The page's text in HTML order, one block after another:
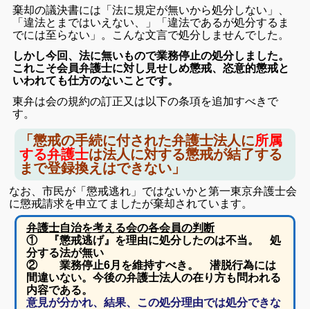
棄却の議決書には「法に規定が無いから処分しない」、
「違法とまではいえない、」「違法であるが処分するま
でには至らない」。こんな文言で処分しませんでした。
しかし今回、法に無いもので業務停止の処分しました。
これこそ会員弁護士に対し見せしめ懲戒、恣意的懲戒と
いわれても仕方のないことです。
東弁は会の規約の訂正又は以下の条項を追加すべきで
す。
「懲戒の手続に付された弁護士法人に所属
する弁護士は法人に対する懲戒が結了する
まで登録換えはできない」
なお、市民が「懲戒逃れ」ではないかと第一東京弁護士会
に懲戒請求を申立てましたが棄却されています。
弁護士自治を考える会の各会員の判断
① 『懲戒逃げ』を理由に処分したのは不当。 処
分する法が無い
② 業務停止6月を維持すべき。 潜脱行為には
間違いない。今後の弁護士法人の在り方も問われる
内容である。
意見が分かれ、結果、この処分理由では処分できな